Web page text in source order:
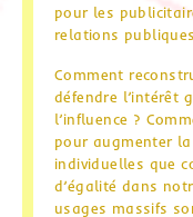
pour les
relations
Comment
défendre l’intérêt
l’influence ?
pour augmenter
individuelles que
d’égalité dans
usages massifs